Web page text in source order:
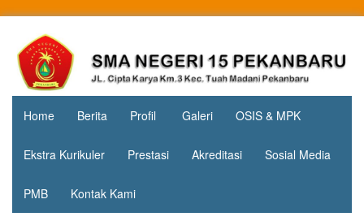
contentSMA
Negeri 15
Pekanbaru
Jl. Cipta
Karya
KM.3, Kec.
Tuah
Madani,
Home Berita Profil Galeri OSIS & MPK
Ekstra Kurikuler Prestasi Akreditasi Sosial Media
PMB Kontak Kami